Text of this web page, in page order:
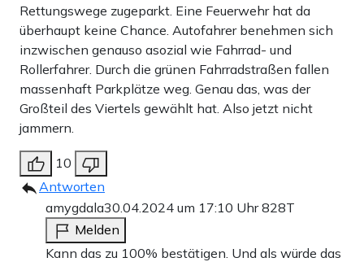
Rettungswege zugeparkt. Eine Feuerwehr hat da
überhaupt keine Chance. Autofahrer benehmen sich
inzwischen genauso asozial wie Fahrrad- und
Rollerfahrer. Durch die grünen Fahrradstraßen fallen
massenhaft Parkplätze weg. Genau das, was der
Großteil des Viertels gewählt hat. Also jetzt nicht
jammern.
10
Antworten
amygdala30.04.2024 um 17:10 Uhr828T
Melden
Kann das zu 100% bestätigen. Und als würde das